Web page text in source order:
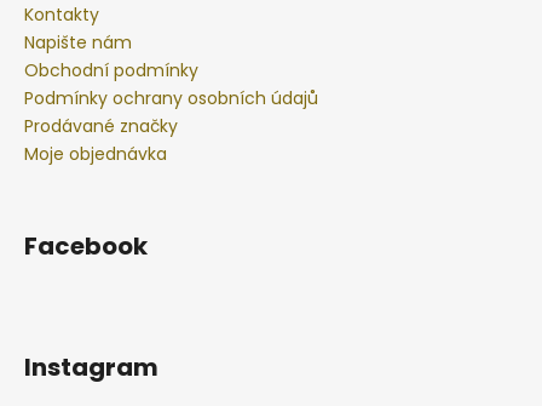
Kontakty
Napište nám
Obchodní podmínky
Podmínky ochrany osobních údajů
Prodávané značky
Moje objednávka
Facebook
Instagram